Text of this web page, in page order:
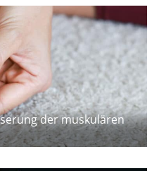
der muskulären